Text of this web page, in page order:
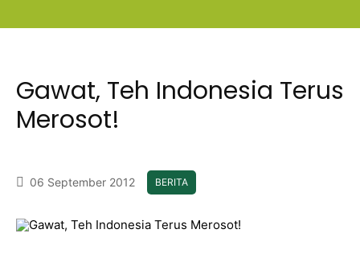
Gawat, Teh Indonesia Terus
Merosot!
06 September 2012 BERITA